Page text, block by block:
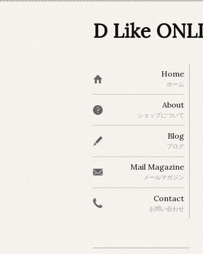
D Like
Home
ホーム
About
ショップについて
Blog
ブログ
Mail Magazine
メールマガジン
Contact
お問い合わせ